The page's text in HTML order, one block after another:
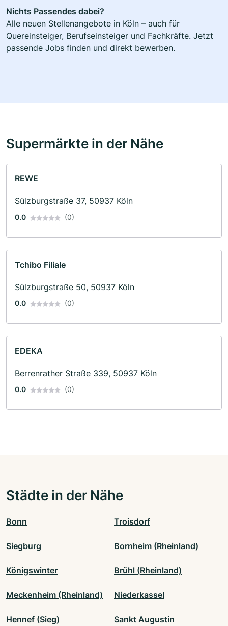
Nichts Passendes dabei?
Alle neuen Stellenangebote in Köln – auch für
Quereinsteiger, Berufseinsteiger und Fachkräfte. Jetzt
passende Jobs finden und direkt bewerben.
Supermärkte in der Nähe
REWE
Sülzburgstraße 37, 50937 Köln
0.0 (0)
Tchibo Filiale
Sülzburgstraße 50, 50937 Köln
0.0 (0)
EDEKA
Berrenrather Straße 339, 50937 Köln
0.0 (0)
Städte in der Nähe
Bonn Troisdorf
Siegburg Bornheim (Rheinland)
Königswinter Brühl (Rheinland)
Meckenheim (Rheinland) Niederkassel
Hennef (Sieg) Sankt Augustin